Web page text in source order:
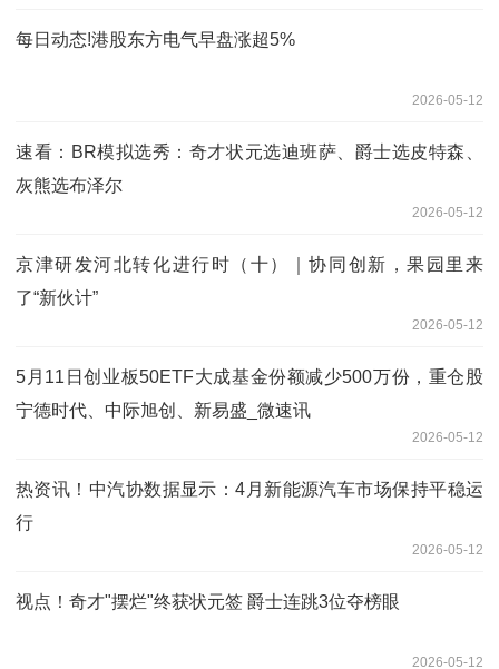
每日动态!港股东方电气早盘涨超5%
2026-05-12
速看：BR模拟选秀：奇才状元选迪班萨、爵士选皮特森、
灰熊选布泽尔
2026-05-12
京津研发河北转化进行时（十）｜协同创新，果园里来
了“新伙计”
2026-05-12
5月11日创业板50ETF大成基金份额减少500万份，重仓股
宁德时代、中际旭创、新易盛_微速讯
2026-05-12
热资讯！中汽协数据显示：4月新能源汽车市场保持平稳运
行
2026-05-12
视点！奇才"摆烂"终获状元签 爵士连跳3位夺榜眼
2026-05-12